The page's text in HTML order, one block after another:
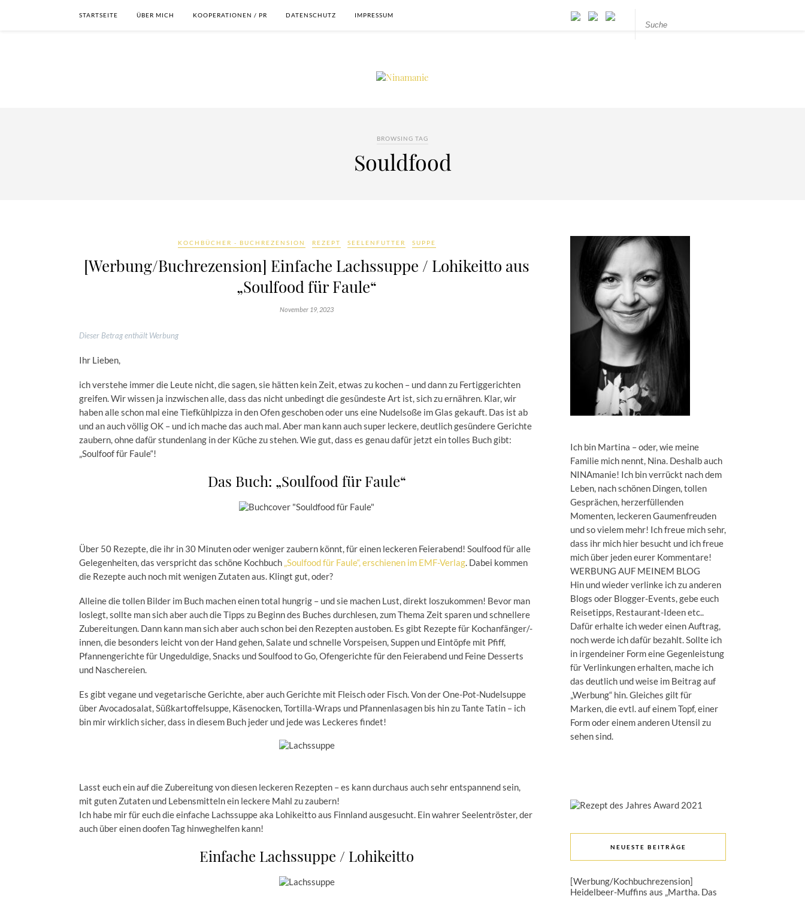
STARTSEITE ÜBER MICH KOOPERATIONEN / PR DATENSCHUTZ IMPRESSUM
BROWSING TAG
Souldfood
KOCHBÜCHER - BUCHREZENSION REZEPT SEELENFUTTER SUPPE
[Werbung/Buchrezension] Einfache Lachssuppe / Lohikeitto aus
„Soulfood für Faule“
November 19, 2023
Dieser Betrag enthält Werbung
Ihr Lieben,
ich verstehe immer die Leute nicht, die sagen, sie hätten kein Zeit, etwas zu kochen – und dann zu Fertiggerichten
greifen. Wir wissen ja inzwischen alle, dass das nicht unbedingt die gesündeste Art ist, sich zu ernähren. Klar, wir
haben alle schon mal eine Tiefkühlpizza in den Ofen geschoben oder uns eine Nudelsoße im Glas gekauft. Das ist ab
und an auch völlig OK – und ich mache das auch mal. Aber man kann auch super leckere, deutlich gesündere Gerichte
zaubern, ohne dafür stundenlang in der Küche zu stehen. Wie gut, dass es genau dafür jetzt ein tolles Buch gibt:
„Soulfoof für Faule“!
Das Buch: „Soulfood für Faule“
Über 50 Rezepte, die ihr in 30 Minuten oder weniger zaubern könnt, für einen leckeren Feierabend! Soulfood für alle
Gelegenheiten, das verspricht das schöne Kochbuch „Soulfood für Faule“, erschienen im EMF-Verlag. Dabei kommen
die Rezepte auch noch mit wenigen Zutaten aus. Klingt gut, oder?
Alleine die tollen Bilder im Buch machen einen total hungrig – und sie machen Lust, direkt loszukommen! Bevor man
loslegt, sollte man sich aber auch die Tipps zu Beginn des Buches durchlesen, zum Thema Zeit sparen und schnellere
Zubereitungen. Dann kann man sich aber auch schon bei den Rezepten austoben. Es gibt Rezepte für Kochanfänger/-
innen, die besonders leicht von der Hand gehen, Salate und schnelle Vorspeisen, Suppen und Eintöpfe mit Pfiff,
Pfannengerichte für Ungeduldige, Snacks und Soulfood to Go, Ofengerichte für den Feierabend und Feine Desserts
und Naschereien.
Es gibt vegane und vegetarische Gerichte, aber auch Gerichte mit Fleisch oder Fisch. Von der One-Pot-Nudelsuppe
über Avocadosalat, Süßkartoffelsuppe, Käsenocken, Tortilla-Wraps und Pfannenlasagen bis hin zu Tante Tatin – ich
bin mir wirklich sicher, dass in diesem Buch jeder und jede was Leckeres findet!
Lasst euch ein auf die Zubereitung von diesen leckeren Rezepten – es kann durchaus auch sehr entspannend sein,
mit guten Zutaten und Lebensmitteln ein leckere Mahl zu zaubern!
Ich habe mir für euch die einfache Lachssuppe aka Lohikeitto aus Finnland ausgesucht. Ein wahrer Seelentröster, der
auch über einen doofen Tag hinweghelfen kann!
Einfache Lachssuppe / Lohikeitto
Ich bin Martina – oder, wie meine
Familie mich nennt, Nina. Deshalb auch
NINAmanie! Ich bin verrückt nach dem
Leben, nach schönen Dingen, tollen
Gesprächen, herzerfüllenden
Momenten, leckeren Gaumenfreuden
und so vielem mehr! Ich freue mich sehr,
dass ihr mich hier besucht und ich freue
mich über jeden eurer Kommentare!
WERBUNG AUF MEINEM BLOG
Hin und wieder verlinke ich zu anderen
Blogs oder Blogger-Events, gebe euch
Reisetipps, Restaurant-Ideen etc..
Dafür erhalte ich weder einen Auftrag,
noch werde ich dafür bezahlt. Sollte ich
in irgendeiner Form eine Gegenleistung
für Verlinkungen erhalten, mache ich
das deutlich und weise im Beitrag auf
„Werbung“ hin. Gleiches gilt für
Marken, die evtl. auf einem Topf, einer
Form oder einem anderen Utensil zu
sehen sind.
NEUESTE BEITRÄGE
[Werbung/Kochbuchrezension]
Heidelbeer-Muffins aus „Martha. Das